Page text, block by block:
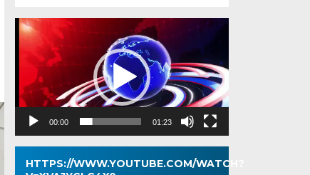
Pemutar
Video
00:00 01:23
HTTPS://WWW.YOUTUBE.COM/WATCH?